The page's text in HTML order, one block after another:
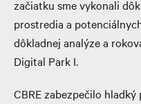
začiatku sme vykonali
prostredia a
dôkladnej analýze a
Digital Park I.
CBRE zabezpečilo